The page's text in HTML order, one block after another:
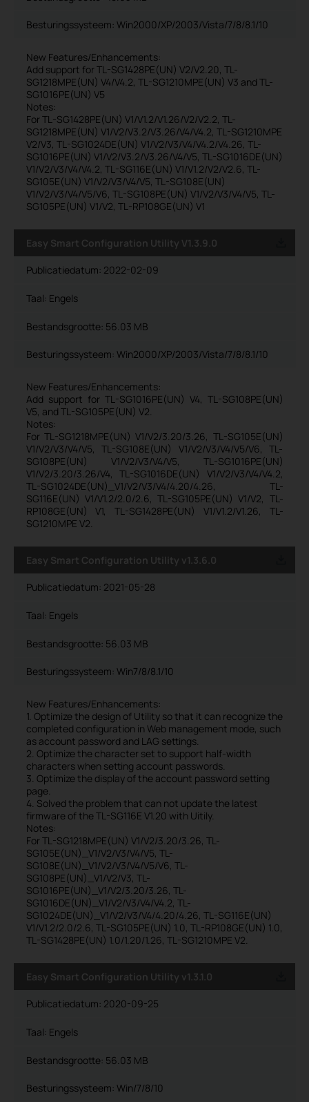
Besturingssysteem: Win2000/XP/2003/Vista/7/8/8.1/10
New Features/Enhancements:
Add support for TL-SG1428PE(UN) V2/V2.20, TL-
SG1218MPE(UN) V4/V4.2, TL-SG1210MPE(UN) V3 and TL-
SG1016PE(UN) V5
Notes:
For TL-SG1428PE(UN) V1/V1.2/V1.26/V2/V2.2, TL-
SG1218MPE(UN) V1/V2/V3.2/V3.26/V4/V4.2, TL-SG1210MPE
V2/V3, TL-SG1024DE(UN) V1/V2/V3/V4/V4.2/V4.26, TL-
SG1016PE(UN) V1/V2/V3.2/V3.26/V4/V5, TL-SG1016DE(UN)
V1/V2/V3/V4/V4.2, TL-SG116E(UN) V1/V1.2/V2/V2.6, TL-
SG105E(UN) V1/V2/V3/V4/V5, TL-SG108E(UN)
V1/V2/V3/V4/V5/V6, TL-SG108PE(UN) V1/V2/V3/V4/V5, TL-
SG105PE(UN) V1/V2, TL-RP108GE(UN) V1
Easy Smart Configuration Utility V1.3.9.0
Publicatiedatum: 2022-02-09
Taal: Engels
Bestandsgrootte: 56.03 MB
Besturingssysteem: Win2000/XP/2003/Vista/7/8/8.1/10
New Features/Enhancements:
Add support for TL-SG1016PE(UN) V4, TL-SG108PE(UN)
V5, and TL-SG105PE(UN) V2.
Notes:
For TL-SG1218MPE(UN) V1/V2/3.20/3.26, TL-SG105E(UN)
V1/V2/V3/V4/V5, TL-SG108E(UN) V1/V2/V3/V4/V5/V6, TL-
SG108PE(UN) V1/V2/V3/V4/V5, TL-SG1016PE(UN)
V1/V2/3.20/3.26/V4, TL-SG1016DE(UN) V1/V2/V3/V4/V4.2,
TL-SG1024DE(UN)_V1/V2/V3/V4/4.20/4.26, TL-
SG116E(UN) V1/V1.2/2.0/2.6, TL-SG105PE(UN) V1/V2, TL-
RP108GE(UN) V1, TL-SG1428PE(UN) V1/V1.2/V1.26, TL-
SG1210MPE V2.
Easy Smart Configuration Utility v1.3.6.0
Publicatiedatum: 2021-05-28
Taal: Engels
Bestandsgrootte: 56.03 MB
Besturingssysteem: Win7/8/8.1/10
New Features/Enhancements:
1. Optimize the design of Utility so that it can recognize the
completed configuration in Web management mode, such
as account password and LAG settings.
2. Optimize the character set to support half-width
characters when setting account passwords.
3. Optimize the display of the account password setting
page.
4. Solved the problem that can not update the latest
firmware of the TL-SG116E V1.20 with Uitily.
Notes:
For TL-SG1218MPE(UN) V1/V2/3.20/3.26, TL-
SG105E(UN)_V1/V2/V3/V4/V5, TL-
SG108E(UN)_V1/V2/V3/V4/V5/V6, TL-
SG108PE(UN)_V1/V2/V3, TL-
SG1016PE(UN)_V1/V2/3.20/3.26, TL-
SG1016DE(UN)_V1/V2/V3/V4/V4.2, TL-
SG1024DE(UN)_V1/V2/V3/V4/4.20/4.26, TL-SG116E(UN)
V1/V1.2/2.0/2.6, TL-SG105PE(UN) 1.0, TL-RP108GE(UN) 1.0,
TL-SG1428PE(UN) 1.0/1.20/1.26, TL-SG1210MPE V2.
Easy Smart Configuration Utility v1.3.1.0
Publicatiedatum: 2020-09-25
Taal: Engels
Bestandsgrootte: 56.03 MB
Besturingssysteem: Win/7/8/10